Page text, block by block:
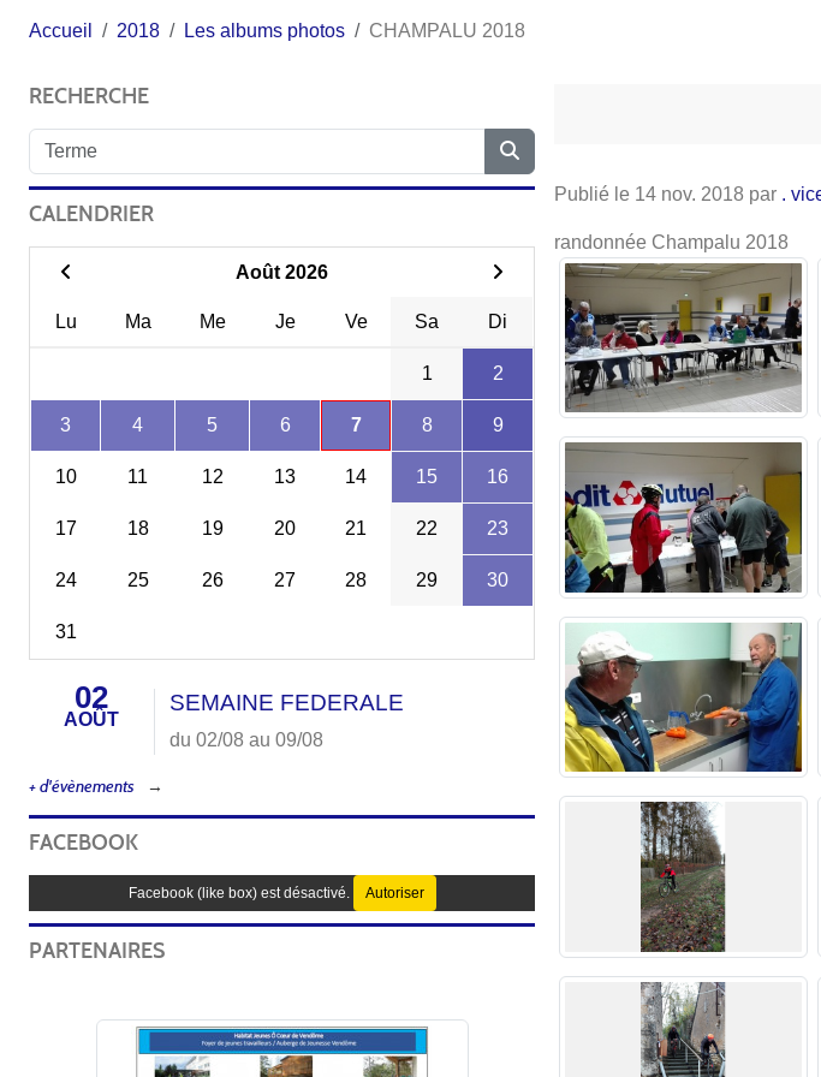
Accueil 2018 Les albums photos CHAMPALU 2018
Publié le 14 nov. 2018 par .
randonnée Champalu 2018
RECHERCHE
CALENDRIER
Août 2026
Lu Ma Me Je Ve Sa Di
1 2
3 4 5 6 7 8 9
10 11 12 13 14 15 16
17 18 19 20 21 22 23
24 25 26 27 28 29 30
31
02
AOÛT
SEMAINE FEDERALE
du 02/08 au 09/08
+ d'évènements
FACEBOOK
Facebook (like box) est désactivé. Autoriser
PARTENAIRES